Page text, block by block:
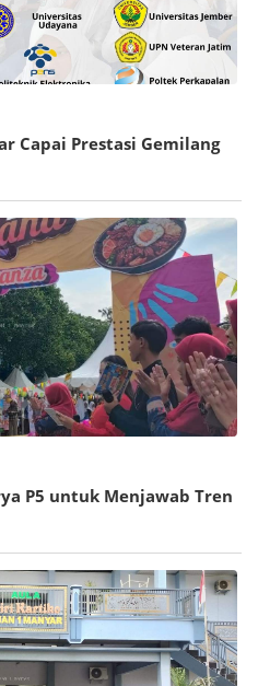
Capai Prestasi Gemilang
P5 untuk Menjawab Tren